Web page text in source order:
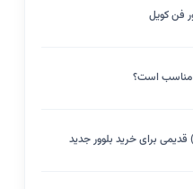
فن کویل
مناسب است؟
قدیمی برای خرید بلوور جدید